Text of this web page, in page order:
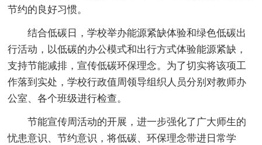
节约的良好习惯。
结合低碳日，学校举办能源紧缺体验和绿色低碳出
行活动，以低碳的办公模式和出行方式体验能源紧缺，
支持节能减排，宣传低碳环保理念。为了切实将该项工
作落到实处，学校行政值周领导组织人员分别对教师办
公室、各个班级进行检查。
节能宣传周活动的开展，进一步强化了广大师生的
忧患意识、节约意识，将低碳、环保理念带进日常学